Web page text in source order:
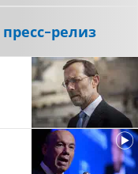
пресс-релиз